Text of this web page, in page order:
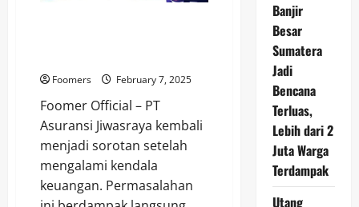
Foomers February 7, 2025
Foomer Official – PT
Asuransi Jiwasraya kembali
menjadi sorotan setelah
mengalami kendala
keuangan. Permasalahan
Banjir
Besar
Sumatera
Jadi
Bencana
Terluas,
Lebih dari 2
Juta Warga
Terdampak
Utang